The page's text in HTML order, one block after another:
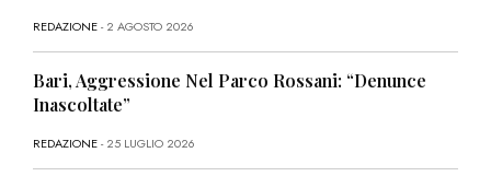
REDAZIONE- 2 AGOSTO 2026
Bari, Aggressione Nel Parco Rossani: “Denunce
Inascoltate”
REDAZIONE- 25 LUGLIO 2026